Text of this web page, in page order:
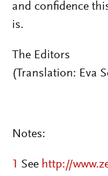
and confidence
is.
The Editors
(Translation: Eva
Notes:
1 See http://